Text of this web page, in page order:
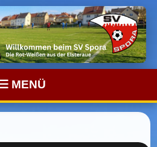
MENÜ